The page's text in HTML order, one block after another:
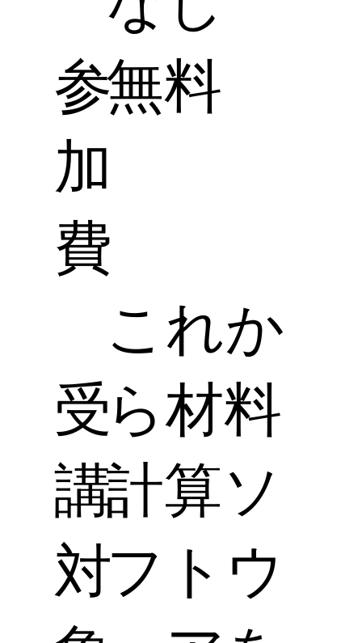
参
加
費
受
講
対
無料
これか
ら材料
計算ソ
フトウ